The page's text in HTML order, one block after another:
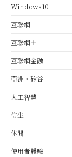
Windows10
互聯網
互聯網＋
互聯網金融
亞洲。矽谷
人工智慧
仿生
休閒
使用者體驗